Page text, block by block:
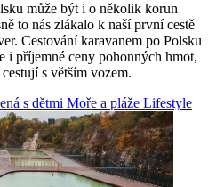
může být i o několik korun
to nás zlákalo k naší první cestě
Cestování karavanem po Polsku
i příjemné ceny pohonných hmot,
s větším vozem.
s dětmi Moře a pláže Lifestyle